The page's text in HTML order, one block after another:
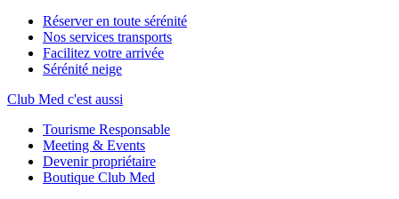
Réserver en toute sérénité
Nos services transports
Facilitez votre arrivée
Sérénité neige
Club Med c'est aussi
Tourisme Responsable
Meeting & Events
Devenir propriétaire
Boutique Club Med